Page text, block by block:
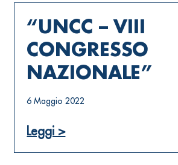
“UNCC – VIII
CONGRESSO
NAZIONALE”
6 Maggio 2022
Leggi >